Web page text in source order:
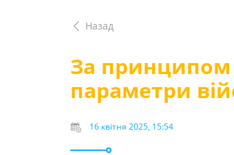
Назад
За принципом
параметри
16 квітня 2025, 15:54